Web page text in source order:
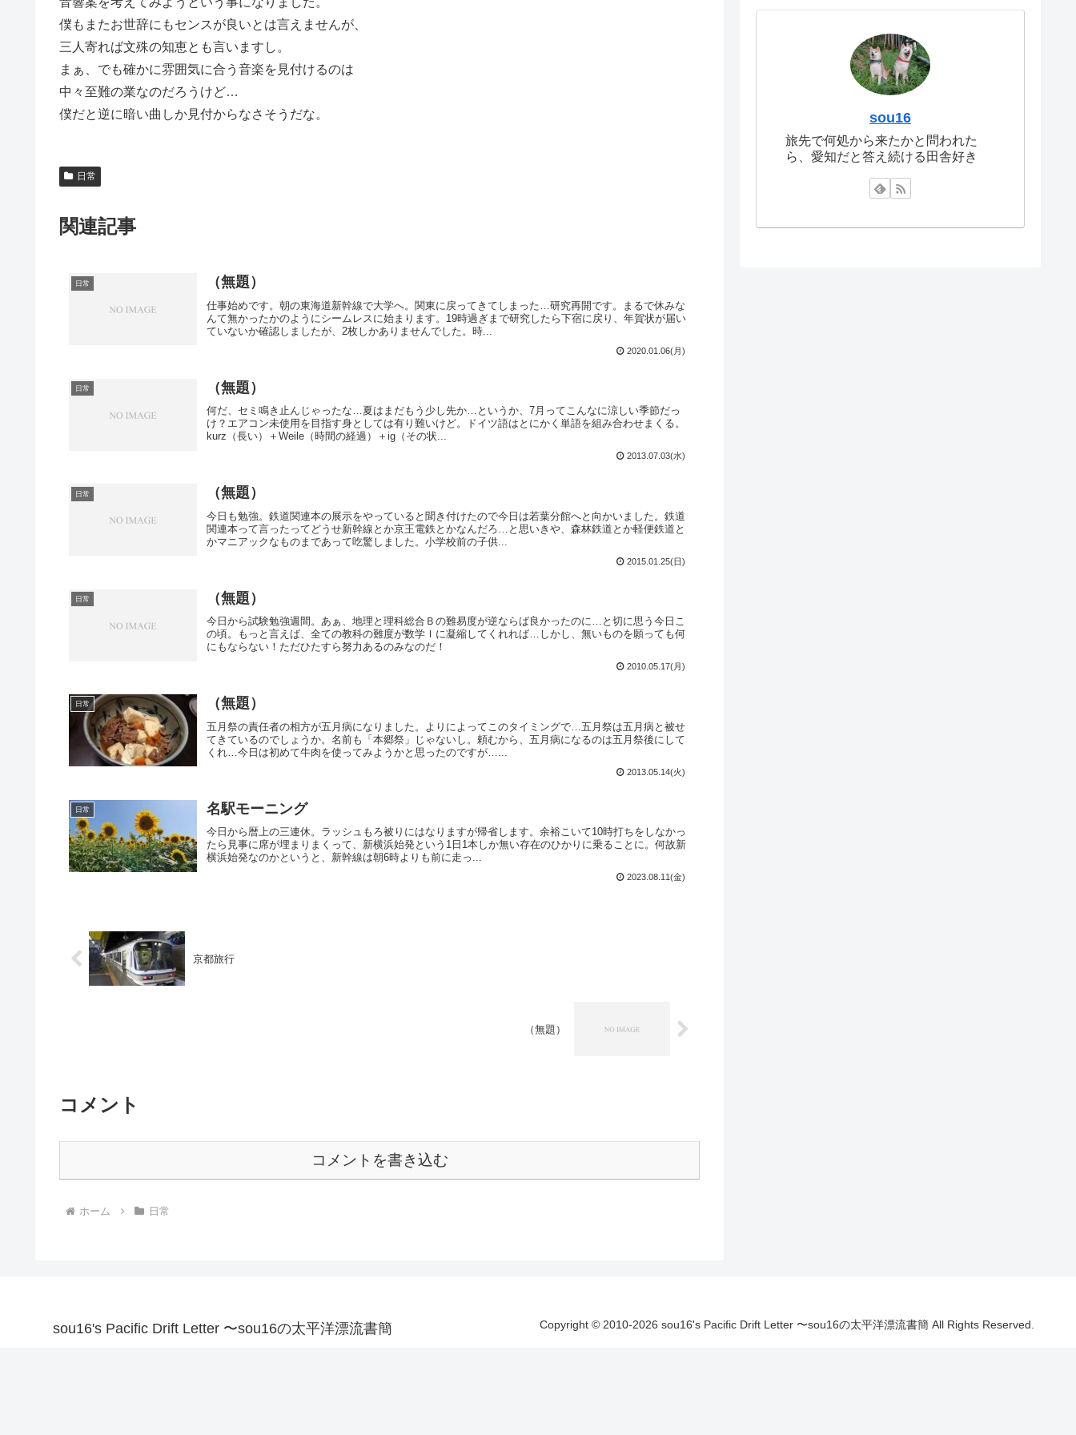
僕もまたお世辞にもセンスが良いとは言えませんが、
三人寄れば文殊の知恵とも言いますし。
まぁ、でも確かに雰囲気に合う音楽を見付けるのは
中々至難の業なのだろうけど…
僕だと逆に暗い曲しか見付からなさそうだな。
日常
関連記事
日常 （無題）
仕事始めです。朝の東海道新幹線で大学へ。関東に戻ってきてしまった…研究再開です。まるで休みな
んて無かったかのようにシームレスに始まります。19時過ぎまで研究したら下宿に戻り、年賀状が届い
ていないか確認しましたが、2枚しかありませんでした。時...
2020.01.06(月)
日常 （無題）
何だ、セミ鳴き止んじゃったな…夏はまだもう少し先か…というか、7月ってこんなに涼しい季節だっ
け？エアコン未使用を目指す身としては有り難いけど。ドイツ語はとにかく単語を組み合わせまくる。
kurz（長い）＋Weile（時間の経過）＋ig（その状...
2013.07.03(水)
日常 （無題）
今日も勉強。鉄道関連本の展示をやっていると聞き付けたので今日は若葉分館へと向かいました。鉄道
関連本って言ったってどうせ新幹線とか京王電鉄とかなんだろ…と思いきや、森林鉄道とか軽便鉄道と
かマニアックなものまであって吃驚しました。小学校前の子供...
2015.01.25(日)
日常 （無題）
今日から試験勉強週間。あぁ、地理と理科総合Ｂの難易度が逆ならば良かったのに…と切に思う今日こ
の頃。もっと言えば、全ての教科の難度が数学Ｉに凝縮してくれれば…しかし、無いものを願っても何
にもならない！ただひたすら努力あるのみなのだ！
2010.05.17(月)
日常 （無題）
五月祭の責任者の相方が五月病になりました。よりによってこのタイミングで…五月祭は五月病と被せ
てきているのでしょうか。名前も「本郷祭」じゃないし。頼むから、五月病になるのは五月祭後にして
くれ…今日は初めて牛肉を使ってみようかと思ったのですが…...
2013.05.14(火)
日常 名駅モーニング
今日から暦上の三連休。ラッシュもろ被りにはなりますが帰省します。余裕こいて10時打ちをしなかっ
たら見事に席が埋まりまくって、新横浜始発という1日1本しか無い存在のひかりに乗ることに。何故新
横浜始発なのかというと、新幹線は朝6時よりも前に走っ...
2023.08.11(金)
京都旅行
（無題）
コメント
コメントを書き込む
ホーム 日常
sou16
旅先で何処から来たかと問われた
ら、愛知だと答え続ける田舎好き
sou16's Pacific Drift Letter 〜sou16の太平洋漂流書簡 Copyright © 2010-2026 sou16's Pacific Drift Letter 〜sou16の太平洋漂流書簡 All Rights Reserved.